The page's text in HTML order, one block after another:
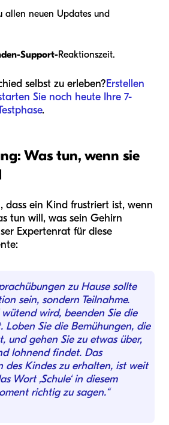
allen neuen Updates und
Support-Reaktionszeit.
selbst zu erleben?Erstellen
Sie noch heute Ihre 7-
.
Was tun, wenn sie
dass ein Kind frustriert ist, wenn
tun will, was sein Gehirn
Expertenrat für diese
zu Hause sollte
sein, sondern Teilnahme.
wird, beenden Sie die
Sie die Bemühungen, die
und gehen Sie zu etwas über,
lohnend findet. Das
des Kindes zu erhalten, ist weit
Wort ‚Schule‘ in diesem
richtig zu sagen.“